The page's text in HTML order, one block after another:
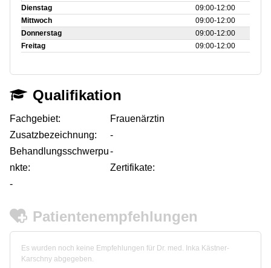
Dienstag
09:00‑12:00
Mittwoch
09:00‑12:00
Donnerstag
09:00‑12:00
Freitag
09:00‑12:00
Qualifikation
Fachgebiet:
Frauenärztin
Zusatzbezeichnung:
-
Behandlungsschwerpu
nkte:
-
Zertifikate:
-
Patientenempfehlungen
Es wurden noch keine Empfehlungen für Dr. med. Inka Kästner-
Karschny abgegeben.